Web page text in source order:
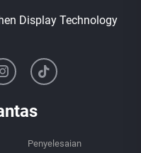
Display Technology
Penyelesaian